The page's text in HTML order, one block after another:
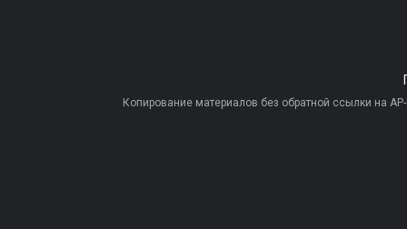
Копирование материалов без обратной ссылки на